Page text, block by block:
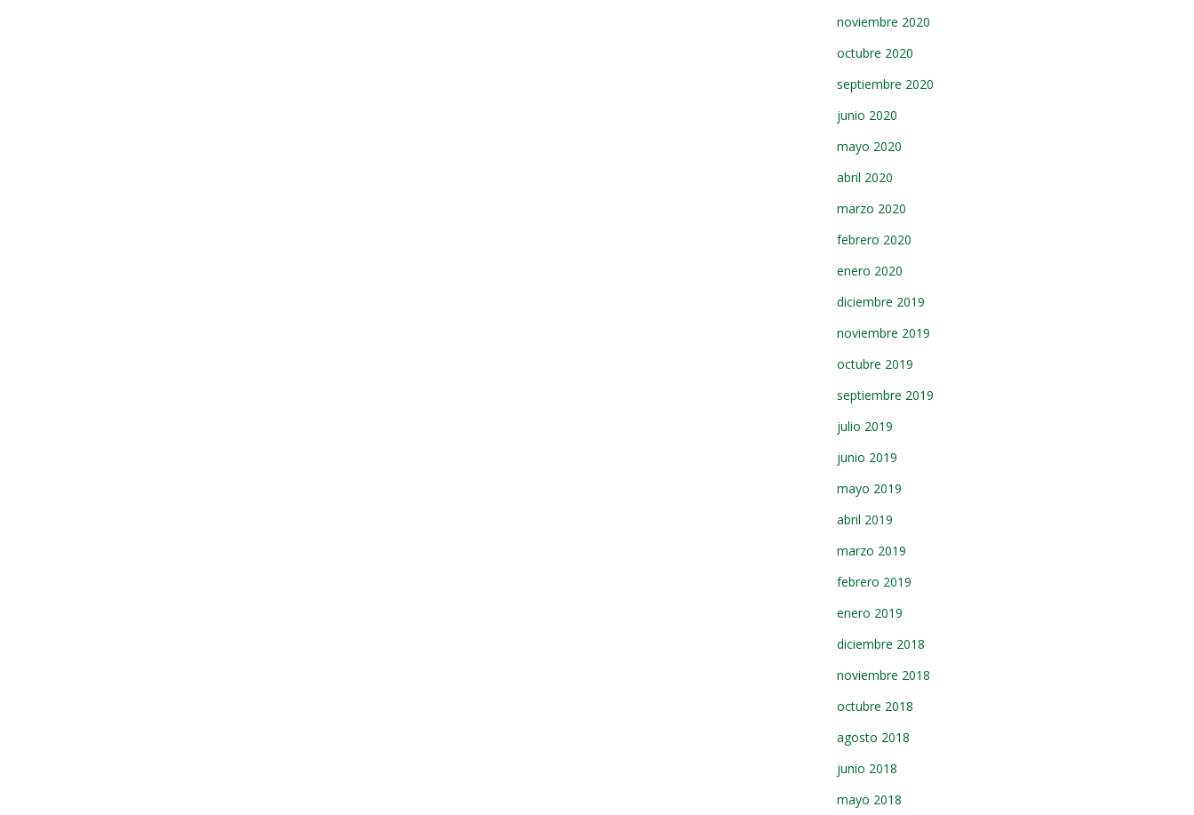
noviembre 2020
octubre 2020
septiembre 2020
junio 2020
mayo 2020
abril 2020
marzo 2020
febrero 2020
enero 2020
diciembre 2019
noviembre 2019
octubre 2019
septiembre 2019
julio 2019
junio 2019
mayo 2019
abril 2019
marzo 2019
febrero 2019
enero 2019
diciembre 2018
noviembre 2018
octubre 2018
agosto 2018
junio 2018
mayo 2018